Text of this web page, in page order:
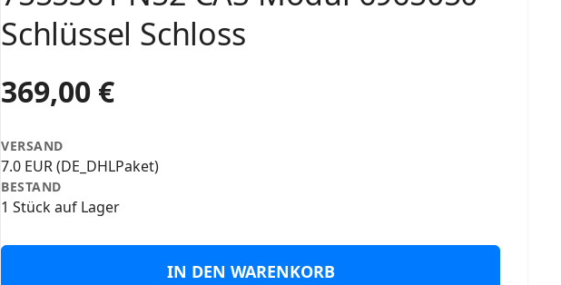
Schlüssel Schloss
369,00 €
VERSAND
7.0 EUR (DE_DHLPaket)
BESTAND
1 Stück auf Lager
IN DEN WARENKORB